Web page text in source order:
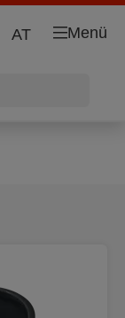
Menü
AT